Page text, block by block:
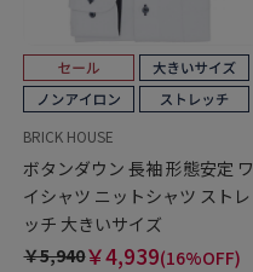
BRICK HOUSE
ボタンダウン 長袖 形態安定 ワ
イシャツ ニットシャツ ストレ
ッチ 大きいサイズ
￥5,940￥4,939(16%OFF)